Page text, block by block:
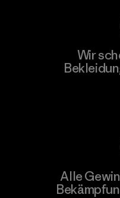
Wir
Alle